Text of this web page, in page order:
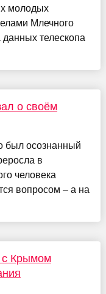
молодых
Млечного
телескопа
о своём
был осознанный
в
человека
вопросом – а на
с Крымом